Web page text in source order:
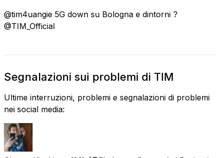
@tim4uangie 5G down su Bologna e dintorni ?
@TIM_Official
Segnalazioni sui problemi di TIM
Ultime interruzioni, problemi e segnalazioni di problemi
nei social media: